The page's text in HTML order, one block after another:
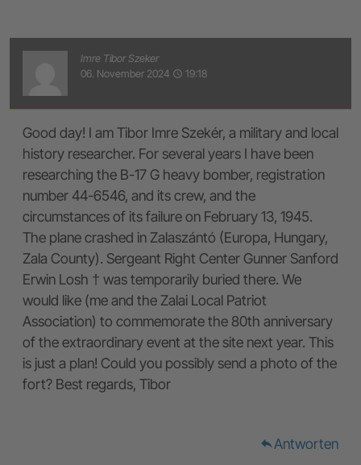
Imre Tibor Szeker
06. November 2024 access_time 19:18
Good day! I am Tibor Imre Szekér, a military and local
history researcher. For several years I have been
researching the B-17 G heavy bomber, registration
number 44-6546, and its crew, and the
circumstances of its failure on February 13, 1945.
The plane crashed in Zalaszántó (Europa, Hungary,
Zala County). Sergeant Right Center Gunner Sanford
Erwin Losh † was temporarily buried there. We
would like (me and the Zalai Local Patriot
Association) to commemorate the 80th anniversary
of the extraordinary event at the site next year. This
is just a plan! Could you possibly send a photo of the
fort? Best regards, Tibor
replyAntworten